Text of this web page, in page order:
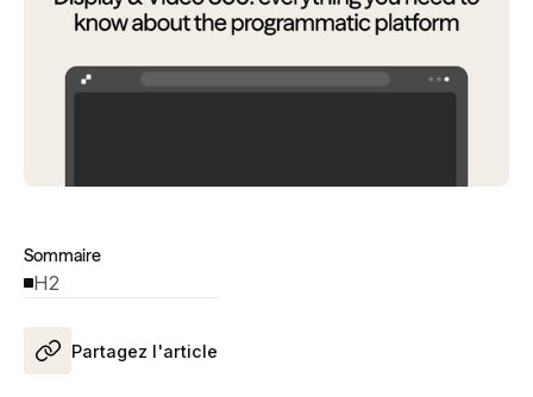
Sommaire
H2
Partagez l'article